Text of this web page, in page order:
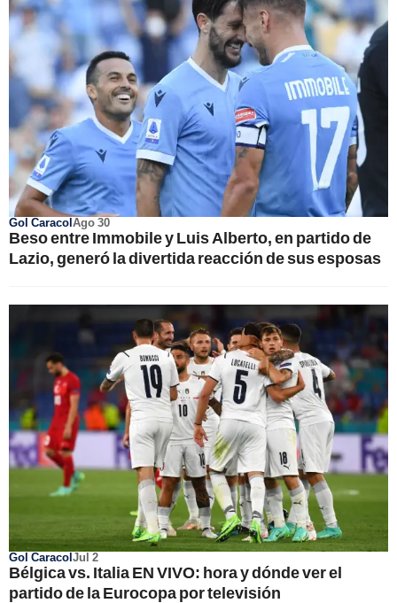
Gol CaracolAgo 30
Beso entre Immobile y Luis Alberto, en partido de
Lazio, generó la divertida reacción de sus esposas
Gol CaracolJul 2
Bélgica vs. Italia EN VIVO: hora y dónde ver el
partido de la Eurocopa por televisión